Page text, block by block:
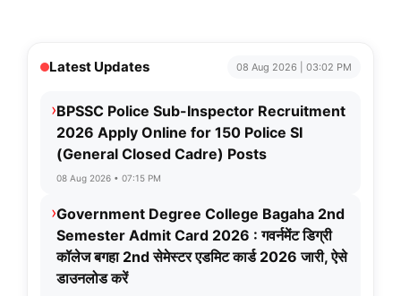
Latest Updates 08 Aug 2026 | 03:02 PM
›BPSSC Police Sub-Inspector Recruitment
2026 Apply Online for 150 Police SI
(General Closed Cadre) Posts
08 Aug 2026 • 07:15 PM
›Government Degree College Bagaha 2nd
Semester Admit Card 2026 : गवर्नमेंट डिग्री
कॉलेज बगहा 2nd सेमेस्टर एडमिट कार्ड 2026 जारी, ऐसे
डाउनलोड करें